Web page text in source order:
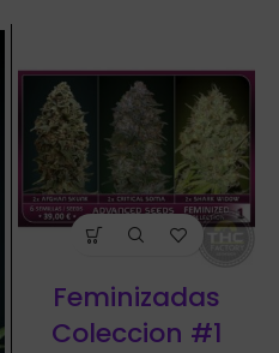
Feminizadas
Coleccion #1